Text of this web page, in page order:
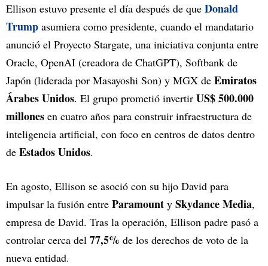
Ellison estuvo presente el día después de que Donald
Trump asumiera como presidente, cuando el mandatario
anunció el Proyecto Stargate, una iniciativa conjunta entre
Oracle, OpenAI (creadora de ChatGPT), Softbank de
Japón (liderada por Masayoshi Son) y MGX de Emiratos
Árabes Unidos. El grupo prometió invertir US$ 500.000
millones en cuatro años para construir infraestructura de
inteligencia artificial, con foco en centros de datos dentro
de Estados Unidos.
En agosto, Ellison se asoció con su hijo David para
impulsar la fusión entre Paramount y Skydance Media,
empresa de David. Tras la operación, Ellison padre pasó a
controlar cerca del 77,5% de los derechos de voto de la
nueva entidad.